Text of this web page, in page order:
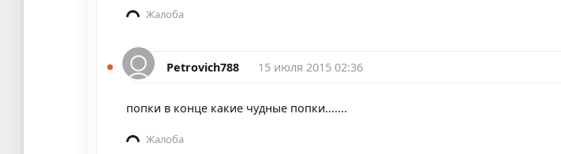
Жалоба
Petrovich788 15 июля 2015 02:36
попки в конце какие чудные попки.......
Жалоба